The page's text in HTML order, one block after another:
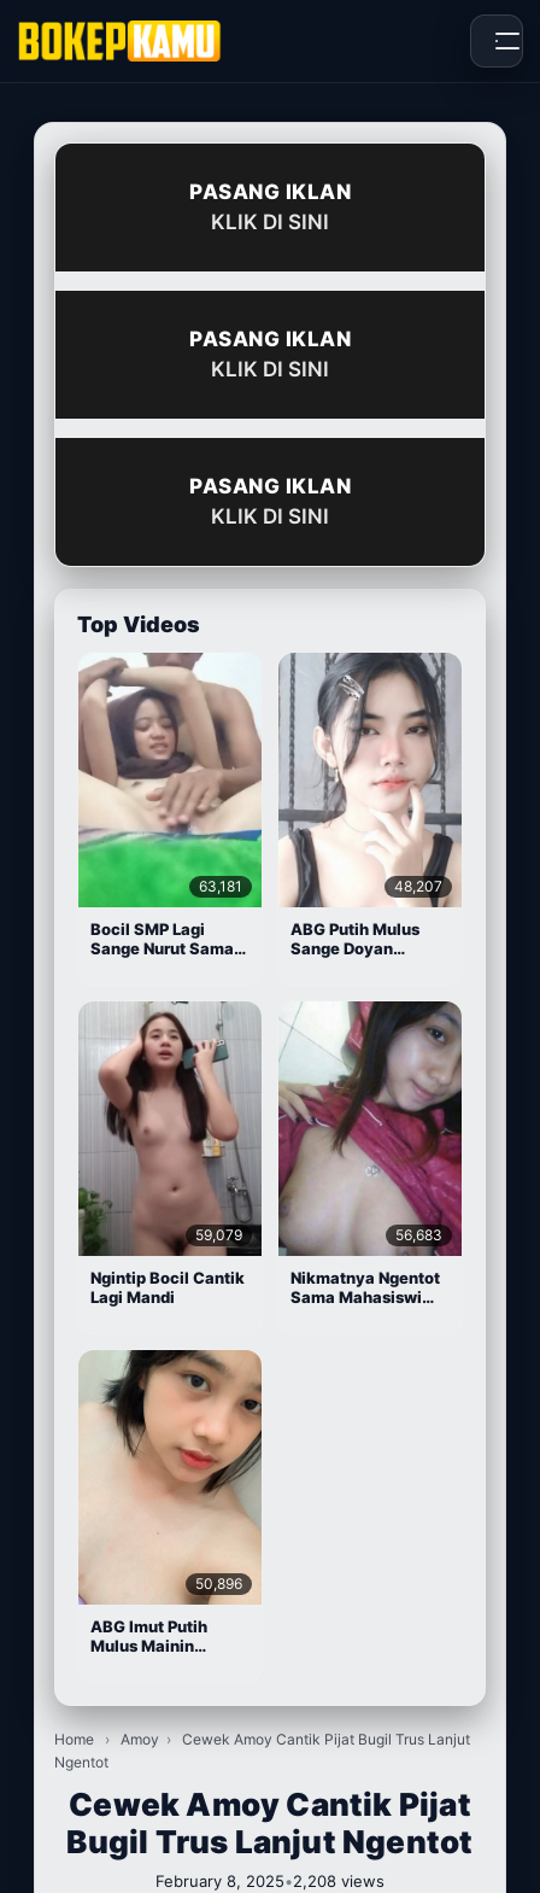
PASANG IKLAN
KLIK DI SINI
PASANG IKLAN
KLIK DI SINI
PASANG IKLAN
KLIK DI SINI
Top Videos
63,181
Bocil SMP Lagi
Sange Nurut Sama
48,207
ABG Putih Mulus
Sange Doyan
59,079
Ngintip Bocil Cantik
Lagi Mandi
56,683
Nikmatnya Ngentot
Sama Mahasiswi
50,896
ABG Imut Putih
Mulus Mainin
Home › Amoy › Cewek Amoy Cantik Pijat Bugil Trus Lanjut
Ngentot
Cewek Amoy Cantik Pijat
Bugil Trus Lanjut Ngentot
February 8, 2025•2,208 views